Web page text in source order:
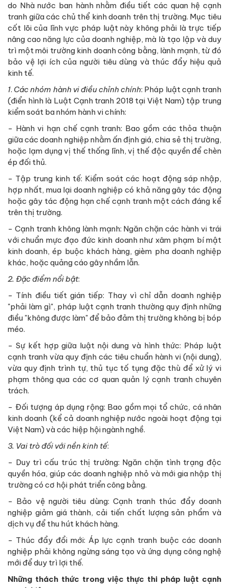
do Nhà nước ban hành nhằm điều tiết các quan hệ cạnh
tranh giữa các chủ thể kinh doanh trên thị trường. Mục tiêu
cốt lõi của lĩnh vực pháp luật này không phải là trực tiếp
nâng cao năng lực của doanh nghiệp, mà là tạo lập và duy
trì một môi trường kinh doanh công bằng, lành mạnh, từ đó
bảo vệ lợi ích của người tiêu dùng và thúc đẩy hiệu quả
kinh tế.
1. Các nhóm hành vi điều chỉnh chính: Pháp luật cạnh tranh
(điển hình là Luật Cạnh tranh 2018 tại Việt Nam) tập trung
kiểm soát ba nhóm hành vi chính:
- Hành vi hạn chế cạnh tranh: Bao gồm các thỏa thuận
giữa các doanh nghiệp nhằm ấn định giá, chia sẻ thị trường,
hoặc lạm dụng vị thế thống lĩnh, vị thế độc quyền để chèn
ép đối thủ.
- Tập trung kinh tế: Kiểm soát các hoạt động sáp nhập,
hợp nhất, mua lại doanh nghiệp có khả năng gây tác động
hoặc gây tác động hạn chế cạnh tranh một cách đáng kể
trên thị trường.
- Cạnh tranh không lành mạnh: Ngăn chặn các hành vi trái
với chuẩn mực đạo đức kinh doanh như xâm phạm bí mật
kinh doanh, ép buộc khách hàng, gièm pha doanh nghiệp
khác, hoặc quảng cáo gây nhầm lẫn.
2. Đặc điểm nổi bật:
- Tính điều tiết gián tiếp: Thay vì chỉ dẫn doanh nghiệp
"phải làm gì", pháp luật cạnh tranh thường quy định những
điều "không được làm" để bảo đảm thị trường không bị bóp
méo.
- Sự kết hợp giữa luật nội dung và hình thức: Pháp luật
cạnh tranh vừa quy định các tiêu chuẩn hành vi (nội dung),
vừa quy định trình tự, thủ tục tố tụng đặc thù để xử lý vi
phạm thông qua các cơ quan quản lý cạnh tranh chuyên
trách.
- Đối tượng áp dụng rộng: Bao gồm mọi tổ chức, cá nhân
kinh doanh (kể cả doanh nghiệp nước ngoài hoạt động tại
Việt Nam) và các hiệp hội ngành nghề.
3. Vai trò đối với nền kinh tế:
- Duy trì cấu trúc thị trường: Ngăn chặn tình trạng độc
quyền hóa, giúp các doanh nghiệp nhỏ và mới gia nhập thị
trường có cơ hội phát triển công bằng.
- Bảo vệ người tiêu dùng: Cạnh tranh thúc đẩy doanh
nghiệp giảm giá thành, cải tiến chất lượng sản phẩm và
dịch vụ để thu hút khách hàng.
- Thúc đẩy đổi mới: Áp lực cạnh tranh buộc các doanh
nghiệp phải không ngừng sáng tạo và ứng dụng công nghệ
mới để duy trì lợi thế.
Những thách thức trong việc thực thi pháp luật cạnh